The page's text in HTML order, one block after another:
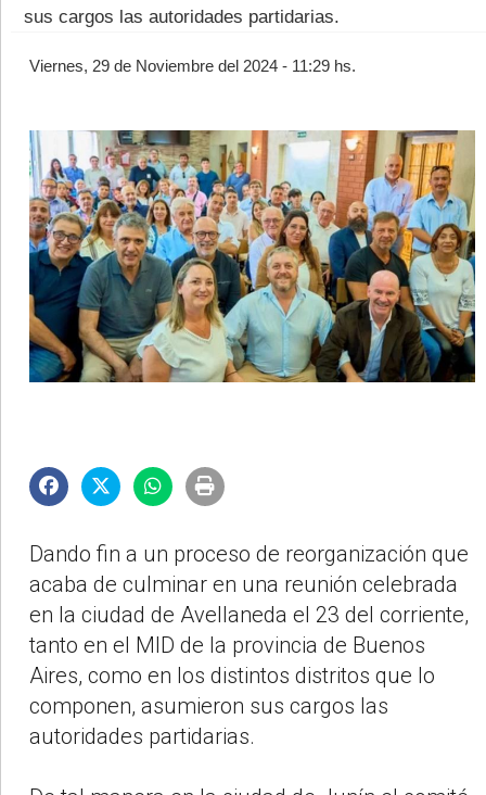
sus cargos las autoridades partidarias.
Viernes, 29 de Noviembre del 2024 - 11:29 hs.
Dando fin a un proceso de reorganización que
acaba de culminar en una reunión celebrada
en la ciudad de Avellaneda el 23 del corriente,
tanto en el MID de la provincia de Buenos
Aires, como en los distintos distritos que lo
componen, asumieron sus cargos las
autoridades partidarias.